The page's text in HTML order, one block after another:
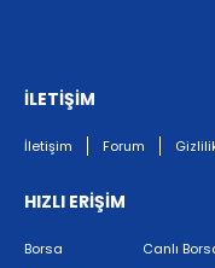
İLETİŞİM
İletişim Forum
HIZLI ERİŞİM
Borsa
Canlı